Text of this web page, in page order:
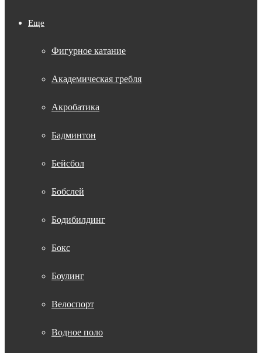
Еще
Фигурное катание
Академическая гребля
Акробатика
Бадминтон
Бейсбол
Бобслей
Бодибилдинг
Бокс
Боулинг
Велоспорт
Водное поло